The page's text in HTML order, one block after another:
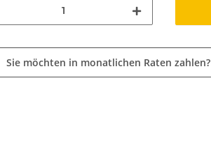
Sie möchten in monatlichen Raten zahlen?